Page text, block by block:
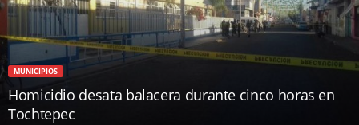
MUNICIPIOS
Homicidio desata balacera durante cinco horas en
Tochtepec